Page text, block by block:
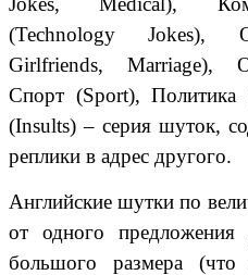
(Technology Jokes),
Girlfriends, Marriage),
Спорт (Sport), Политика
(Insults) – серия шуток,
реплики в адрес другого.
Английские шутки по
от одного предложения
большого размера (что